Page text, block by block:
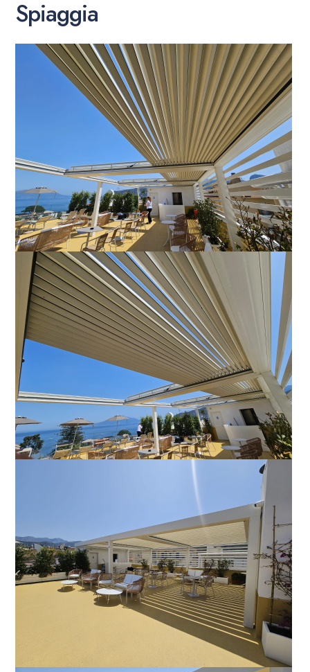
Spiaggia